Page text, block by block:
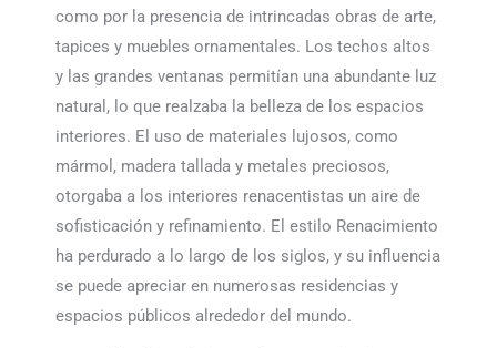
como por la presencia de intrincadas obras de arte,
tapices y muebles ornamentales. Los techos altos
y las grandes ventanas permitían una abundante luz
natural, lo que realzaba la belleza de los espacios
interiores. El uso de materiales lujosos, como
mármol, madera tallada y metales preciosos,
otorgaba a los interiores renacentistas un aire de
sofisticación y refinamiento. El estilo Renacimiento
ha perdurado a lo largo de los siglos, y su influencia
se puede apreciar en numerosas residencias y
espacios públicos alrededor del mundo.